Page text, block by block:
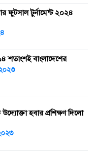
ফুটসাল টুর্নামেন্ট ২০২৪
১৪ শতাংশই বাংলাদেশের
হবার প্রশিক্ষণ দিলো